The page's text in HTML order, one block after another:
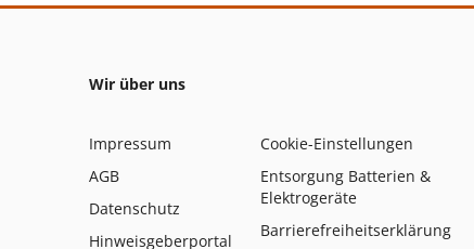
Wir über uns
Impressum
AGB
Datenschutz
Hinweisgeberportal
Cookie-Einstellungen
Entsorgung Batterien &
Elektrogeräte
Barrierefreiheitserklärung